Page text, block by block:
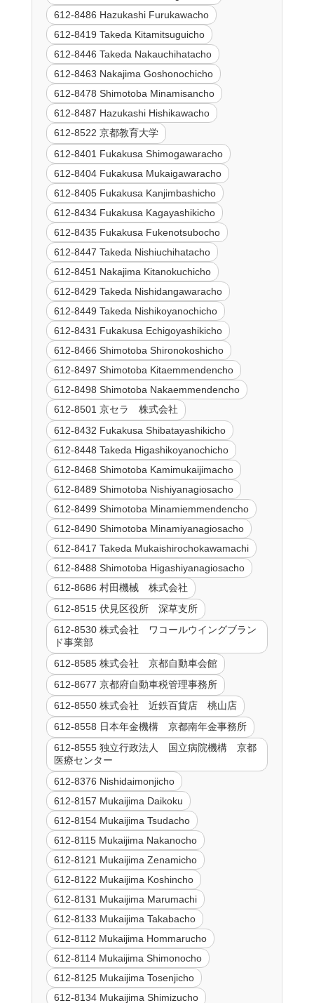
612-8486 Hazukashi Furukawacho
612-8419 Takeda Kitamitsuguicho
612-8446 Takeda Nakauchihatacho
612-8463 Nakajima Goshonochicho
612-8478 Shimotoba Minamisancho
612-8487 Hazukashi Hishikawacho
612-8522 京都教育大学
612-8401 Fukakusa Shimogawaracho
612-8404 Fukakusa Mukaigawaracho
612-8405 Fukakusa Kanjimbashicho
612-8434 Fukakusa Kagayashikicho
612-8435 Fukakusa Fukenotsubocho
612-8447 Takeda Nishiuchihatacho
612-8451 Nakajima Kitanokuchicho
612-8429 Takeda Nishidangawaracho
612-8449 Takeda Nishikoyanochicho
612-8431 Fukakusa Echigoyashikicho
612-8466 Shimotoba Shironokoshicho
612-8497 Shimotoba Kitaemmendencho
612-8498 Shimotoba Nakaemmendencho
612-8501 京セラ 株式会社
612-8432 Fukakusa Shibatayashikicho
612-8448 Takeda Higashikoyanochicho
612-8468 Shimotoba Kamimukaijimacho
612-8489 Shimotoba Nishiyanagiosacho
612-8499 Shimotoba Minamiemmendencho
612-8490 Shimotoba Minamiyanagiosacho
612-8417 Takeda Mukaishirochokawamachi
612-8488 Shimotoba Higashiyanagiosacho
612-8686 村田機械 株式会社
612-8515 伏見区役所 深草支所
612-8530 株式会社 ワコールウイングブラン
ド事業部
612-8585 株式会社 京都自動車会館
612-8677 京都府自動車税管理事務所
612-8550 株式会社 近鉄百貨店 桃山店
612-8558 日本年金機構 京都南年金事務所
612-8555 独立行政法人 国立病院機構 京都
医療センター
612-8376 Nishidaimonjicho
612-8157 Mukaijima Daikoku
612-8154 Mukaijima Tsudacho
612-8115 Mukaijima Nakanocho
612-8121 Mukaijima Zenamicho
612-8122 Mukaijima Koshincho
612-8131 Mukaijima Marumachi
612-8133 Mukaijima Takabacho
612-8112 Mukaijima Hommarucho
612-8114 Mukaijima Shimonocho
612-8125 Mukaijima Tosenjicho
612-8134 Mukaijima Shimizucho